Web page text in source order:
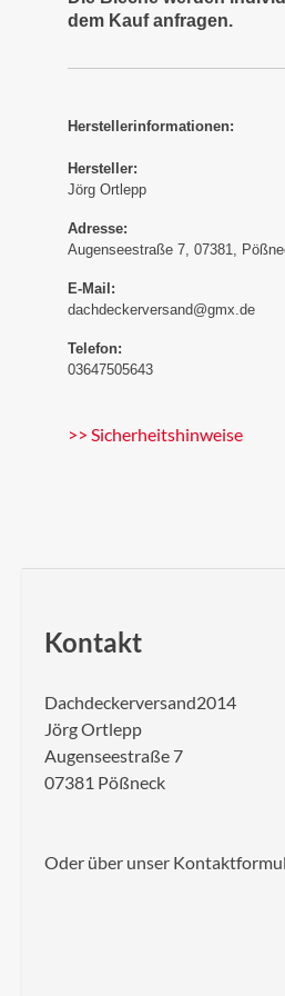
dem Kauf anfragen.
Herstellerinformationen:
Hersteller:
Jörg Ortlepp
Adresse:
Augenseestraße 7, 07381,
E-Mail:
dachdeckerversand@gmx.de
Telefon:
03647505643
>> Sicherheitshinweise
Kontakt
Dachdeckerversand2014
Jörg Ortlepp
Augenseestraße 7
07381 Pößneck
Oder über unser